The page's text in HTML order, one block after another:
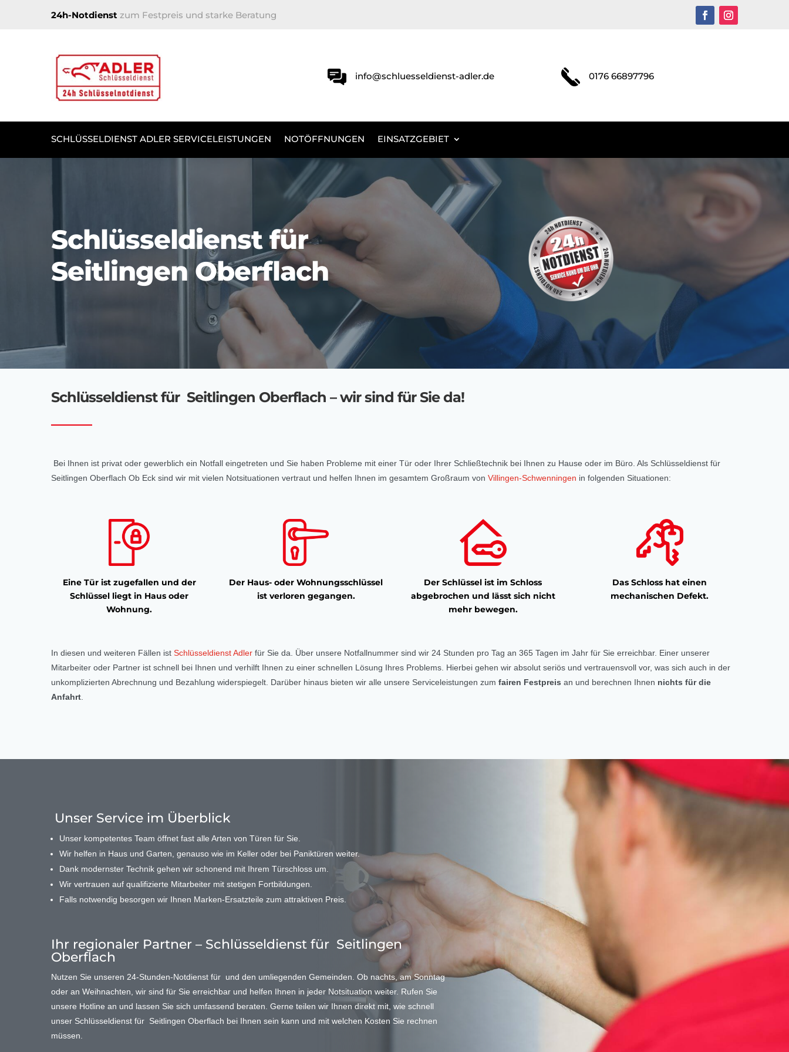
24h-Notdienst zum Festpreis und starke Beratung
info@schluesseldienst-adler.de 0176 66897796
SCHLÜSSELDIENST ADLER SERVICELEISTUNGEN NOTÖFFNUNGEN EINSATZGEBIET
Schlüsseldienst für
Seitlingen Oberflach
Schlüsseldienst für Seitlingen Oberflach – wir sind für Sie da!
Bei Ihnen ist privat oder gewerblich ein Notfall eingetreten und Sie haben Probleme mit einer Tür oder Ihrer Schließtechnik bei Ihnen zu Hause oder im Büro. Als Schlüsseldienst für
Seitlingen Oberflach Ob Eck sind wir mit vielen Notsituationen vertraut und helfen Ihnen im gesamtem Großraum von Villingen-Schwenningen in folgenden Situationen:
Eine Tür ist zugefallen und der
Schlüssel liegt in Haus oder
Wohnung.
Der Haus- oder Wohnungsschlüssel
ist verloren gegangen.
Der Schlüssel ist im Schloss
abgebrochen und lässt sich nicht
mehr bewegen.
Das Schloss hat einen
mechanischen Defekt.
In diesen und weiteren Fällen ist Schlüsseldienst Adler für Sie da. Über unsere Notfallnummer sind wir 24 Stunden pro Tag an 365 Tagen im Jahr für Sie erreichbar. Einer unserer
Mitarbeiter oder Partner ist schnell bei Ihnen und verhilft Ihnen zu einer schnellen Lösung Ihres Problems. Hierbei gehen wir absolut seriös und vertrauensvoll vor, was sich auch in der
unkomplizierten Abrechnung und Bezahlung widerspiegelt. Darüber hinaus bieten wir alle unsere Serviceleistungen zum fairen Festpreis an und berechnen Ihnen nichts für die
Anfahrt
Unser Service im Überblick
Unser kompetentes Team öffnet fast alle Arten von Türen für Sie.
Wir helfen in Haus und Garten, genauso wie im Keller oder bei Paniktüren weiter.
Dank modernster Technik gehen wir schonend mit Ihrem Türschloss um.
Wir vertrauen auf qualifizierte Mitarbeiter mit stetigen Fortbildungen.
Falls notwendig besorgen wir Ihnen Marken-Ersatzteile zum attraktiven Preis.
Ihr regionaler Partner – Schlüsseldienst für Seitlingen
Oberflach
Nutzen Sie unseren 24-Stunden-Notdienst für und den umliegenden Gemeinden. Ob nachts, am Sonntag
oder an Weihnachten, wir sind für Sie erreichbar und helfen Ihnen in jeder Notsituation weiter. Rufen Sie
unsere Hotline an und lassen Sie sich umfassend beraten. Gerne teilen wir Ihnen direkt mit, wie schnell
unser Schlüsseldienst für Seitlingen Oberflach bei Ihnen sein kann und mit welchen Kosten Sie rechnen
müssen.